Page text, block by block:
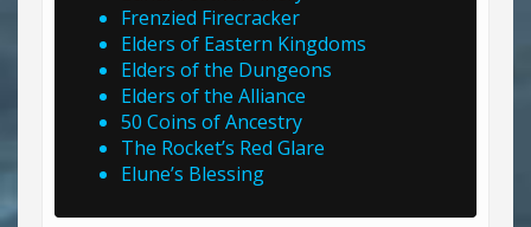
Frenzied Firecracker
Elders of Eastern Kingdoms
Elders of the Dungeons
Elders of the Alliance
50 Coins of Ancestry
The Rocket’s Red Glare
Elune’s Blessing